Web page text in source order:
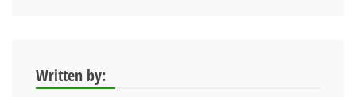
Written by: